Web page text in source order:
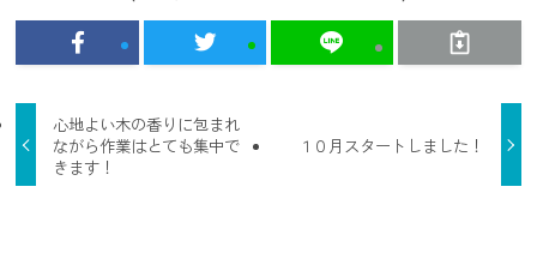
心地よい木の香りに包まれ
ながら作業はとても集中で
きます！
１０月スタートしました！